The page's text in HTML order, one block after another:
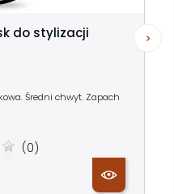
do stylizacji
Średni chwyt. Zapach
(0)